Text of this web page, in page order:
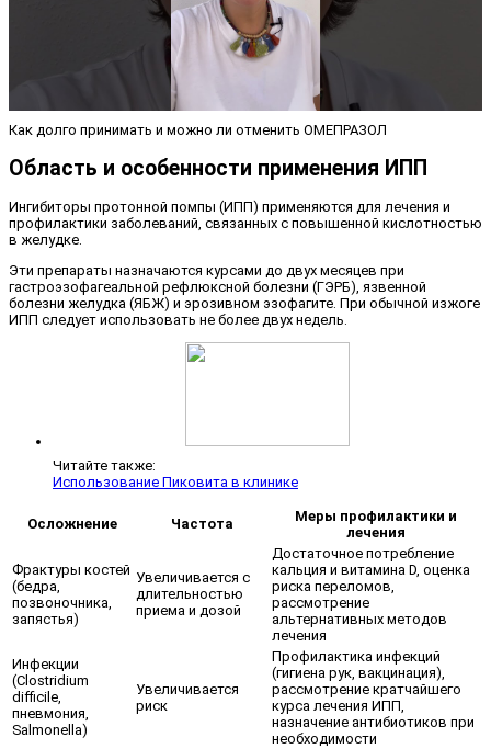
Как долго принимать и можно ли отменить ОМЕПРАЗОЛ
Область и особенности применения ИПП
Ингибиторы протонной помпы (ИПП) применяются для лечения и
профилактики заболеваний, связанных с повышенной кислотностью
в желудке.
Эти препараты назначаются курсами до двух месяцев при
гастроэзофагеальной рефлюксной болезни (ГЭРБ), язвенной
болезни желудка (ЯБЖ) и эрозивном эзофагите. При обычной изжоге
ИПП следует использовать не более двух недель.
Читайте также:
Использование Пиковита в клинике
Осложнение Частота
Меры профилактики и
лечения
Фрактуры костей
(бедра,
позвоночника,
запястья)
Увеличивается с
длительностью
приема и дозой
Достаточное потребление
кальция и витамина D, оценка
риска переломов,
рассмотрение
альтернативных методов
лечения
Инфекции
(Clostridium
difficile,
пневмония,
Salmonella)
Увеличивается
риск
Профилактика инфекций
(гигиена рук, вакцинация),
рассмотрение кратчайшего
курса лечения ИПП,
назначение антибиотиков при
необходимости